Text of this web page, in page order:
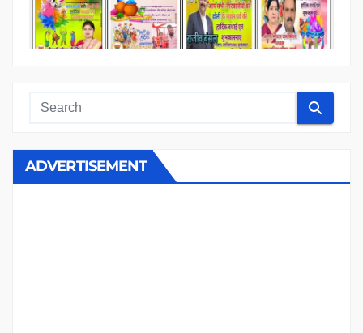
ADVERTISEMENT